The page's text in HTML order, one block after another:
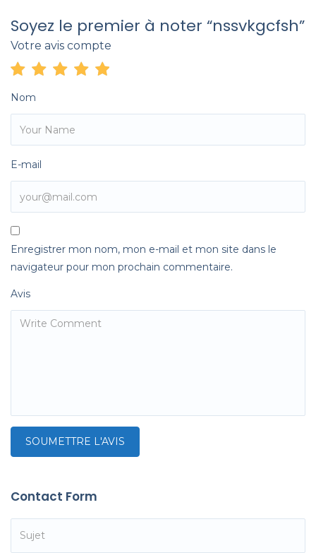
Soyez le premier à noter “nssvkgcfsh”
Votre avis compte
Nom
E-mail
Enregistrer mon nom, mon e-mail et mon site dans le
navigateur pour mon prochain commentaire.
Avis
Contact Form